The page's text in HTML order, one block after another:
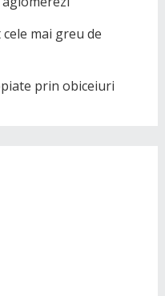
mai greu de
prin obiceiuri